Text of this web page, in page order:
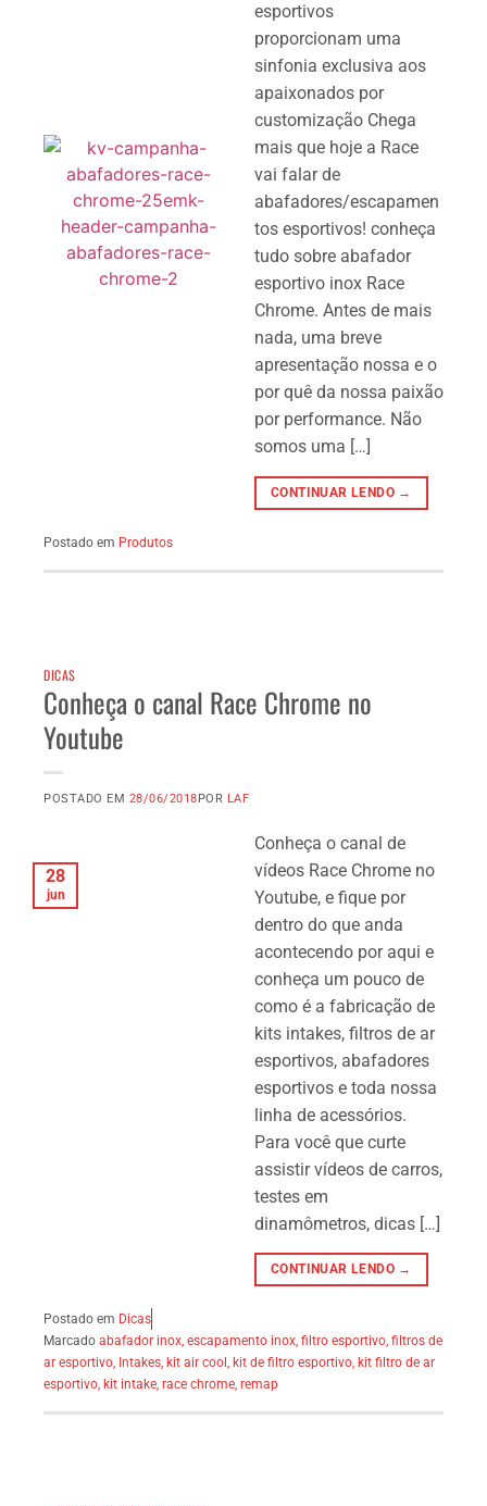
esportivos
proporcionam uma
sinfonia exclusiva aos
apaixonados por
customização Chega
mais que hoje a Race
vai falar de
abafadores/escapamen
tos esportivos! conheça
tudo sobre abafador
esportivo inox Race
Chrome. Antes de mais
nada, uma breve
apresentação nossa e o
por quê da nossa paixão
por performance. Não
somos uma […]
CONTINUAR LENDO →
Postado em Produtos
DICAS
Conheça o canal Race Chrome no
Youtube
POSTADO EM 28/06/2018POR LAF
28
jun
Conheça o canal de
vídeos Race Chrome no
Youtube, e fique por
dentro do que anda
acontecendo por aqui e
conheça um pouco de
como é a fabricação de
kits intakes, filtros de ar
esportivos, abafadores
esportivos e toda nossa
linha de acessórios.
Para você que curte
assistir vídeos de carros,
testes em
dinamômetros, dicas […]
CONTINUAR LENDO →
Postado em Dicas
Marcado abafador inox, escapamento inox, filtro esportivo, filtros de
ar esportivo, Intakes, kit air cool , kit de filtro esportivo, kit filtro de ar
esportivo, kit intake, race chrome, remap